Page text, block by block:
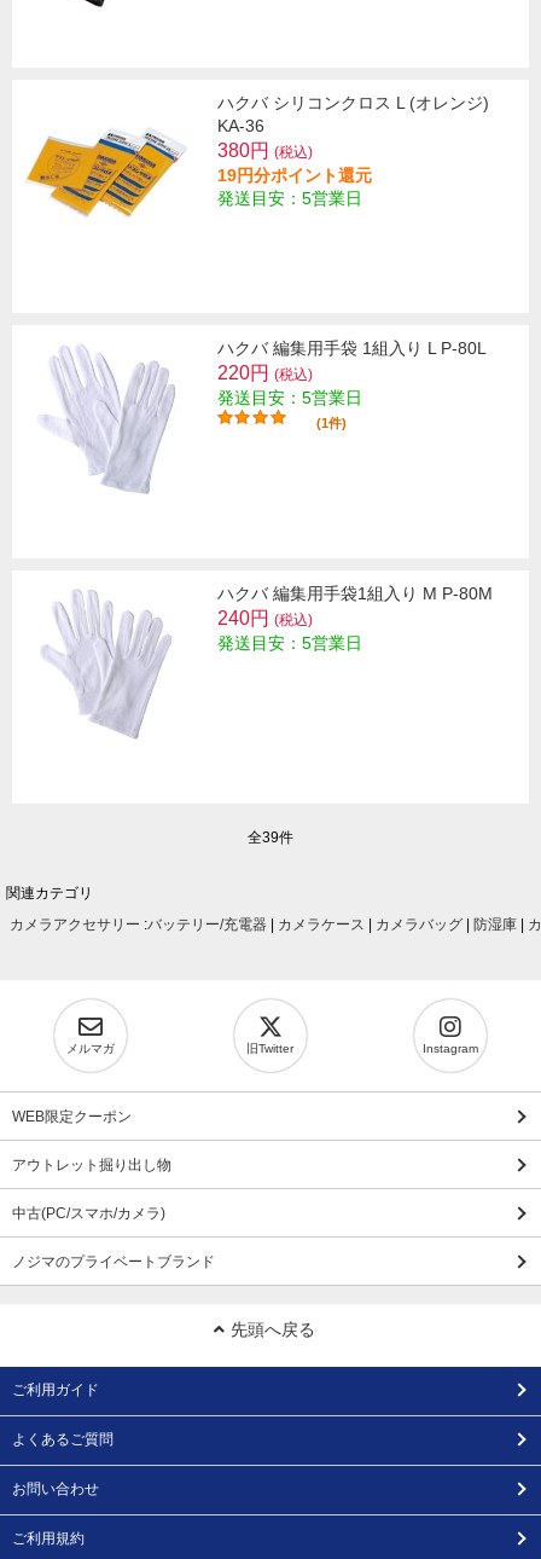
ハクバ シリコンクロス L (オレンジ)
KA-36
380円 (税込)
19円分ポイント還元
発送目安：5営業日
ハクバ 編集用手袋 1組入り L P-80L
220円 (税込)
発送目安：5営業日
(1件)
ハクバ 編集用手袋1組入り M P-80M
240円 (税込)
発送目安：5営業日
全39件
関連カテゴリ
カメラアクセサリー :バッテリー/充電器 カメラケース カメラバッグ 防湿庫
メルマガ 旧Twitter Instagram
WEB限定クーポン
アウトレット掘り出し物
中古(PC/スマホ/カメラ)
ノジマのプライベートブランド
先頭へ戻る
ご利用ガイド
よくあるご質問
お問い合わせ
ご利用規約